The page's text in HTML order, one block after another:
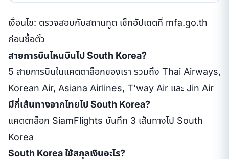
เงื่อนไข: ตรวจสอบกับสถานทูต เช็กอัปเดตที่ mfa.go.th
ก่อนซื้อตั๋ว
สายการบินไหนบินไป South Korea?
5 สายการบินในแคตตาล็อกของเรา รวมถึง Thai Airways,
Korean Air, Asiana Airlines, T’way Air และ Jin Air
มีกี่เส้นทางจากไทยไป South Korea?
แคตตาล็อก SiamFlights บันทึก 3 เส้นทางไป South
Korea
South Korea ใช้สกุลเงินอะไร?